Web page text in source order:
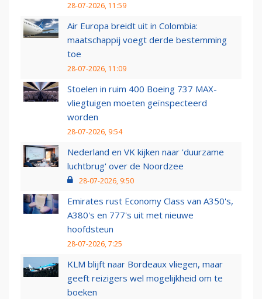
28-07-2026, 11:59
Air Europa breidt uit in Colombia:
maatschappij voegt derde bestemming
toe
28-07-2026, 11:09
Stoelen in ruim 400 Boeing 737 MAX-
vliegtuigen moeten geïnspecteerd
worden
28-07-2026, 9:54
Nederland en VK kijken naar 'duurzame
luchtbrug' over de Noordzee
28-07-2026, 9:50
Emirates rust Economy Class van A350's,
A380's en 777's uit met nieuwe
hoofdsteun
28-07-2026, 7:25
KLM blijft naar Bordeaux vliegen, maar
geeft reizigers wel mogelijkheid om te
boeken